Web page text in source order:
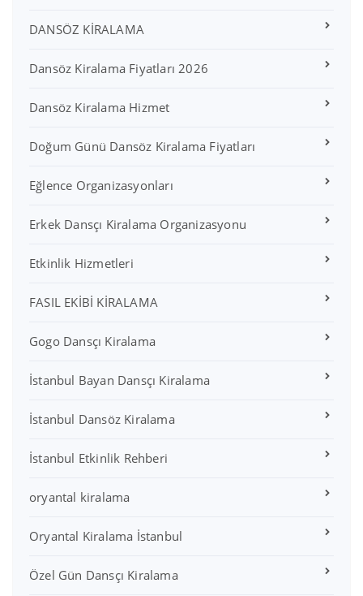
DANSÖZ KİRALAMA
Dansöz Kiralama Fiyatları 2026
Dansöz Kiralama Hizmet
Doğum Günü Dansöz Kiralama Fiyatları
Eğlence Organizasyonları
Erkek Dansçı Kiralama Organizasyonu
Etkinlik Hizmetleri
FASIL EKİBİ KİRALAMA
Gogo Dansçı Kiralama
İstanbul Bayan Dansçı Kiralama
İstanbul Dansöz Kiralama
İstanbul Etkinlik Rehberi
oryantal kiralama
Oryantal Kiralama İstanbul
Özel Gün Dansçı Kiralama